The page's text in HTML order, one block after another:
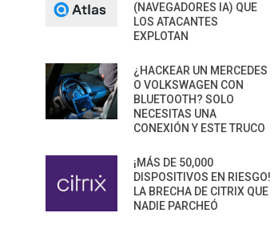
(NAVEGADORES IA) QUE
LOS ATACANTES
EXPLOTAN
¿HACKEAR UN MERCEDES
O VOLKSWAGEN CON
BLUETOOTH? SOLO
NECESITAS UNA
CONEXIÓN Y ESTE TRUCO
¡MÁS DE 50,000
DISPOSITIVOS EN RIESGO!
LA BRECHA DE CITRIX QUE
NADIE PARCHEÓ